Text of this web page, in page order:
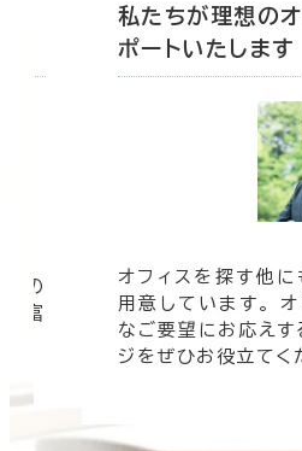
の
豊富
私たちが理想の
ポートいたします
オフィスを探す他
用意しています。
なご要望にお応え
ジをぜひお役立てく